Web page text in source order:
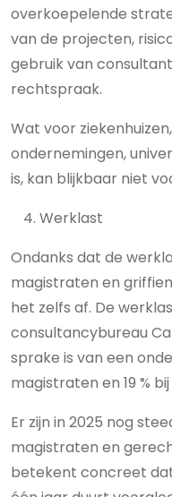
overkoepelende
van de projecten,
gebruik van
rechtspraak.
Wat voor
ondernemingen,
is, kan blijkbaar niet
Werklast
Ondanks dat de
magistraten en
het zelfs af. De
consultancybureau
sprake is van een
magistraten en 19 %
Er zijn in 2025 nog
magistraten en
betekent concreet